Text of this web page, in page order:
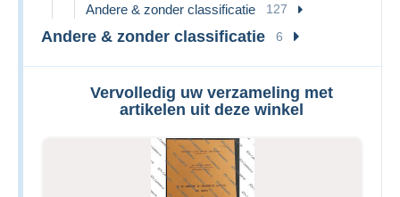
Andere & zonder classificatie 127
Andere & zonder classificatie 6
Vervolledig uw verzameling met
artikelen uit deze winkel